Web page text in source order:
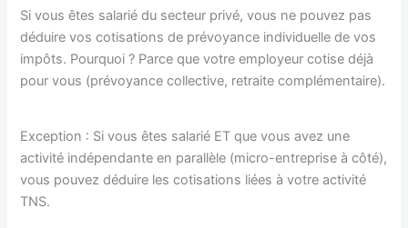
Si vous êtes salarié du secteur privé, vous ne pouvez pas
déduire vos cotisations de prévoyance individuelle de vos
impôts. Pourquoi ? Parce que votre employeur cotise déjà
pour vous (prévoyance collective, retraite complémentaire).
Exception : Si vous êtes salarié ET que vous avez une
activité indépendante en parallèle (micro-entreprise à côté),
vous pouvez déduire les cotisations liées à votre activité
TNS.